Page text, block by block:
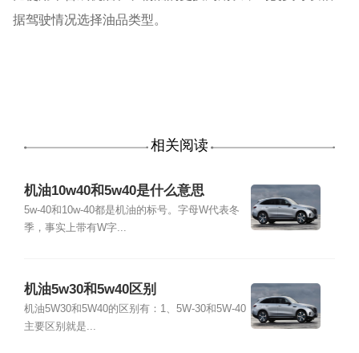
据驾驶情况选择油品类型。
相关阅读
机油10w40和5w40是什么意思
5w-40和10w-40都是机油的标号。字母W代表冬
季，事实上带有W字...
机油5w30和5w40区别
机油5W30和5W40的区别有：1、5W-30和5W-40
主要区别就是...